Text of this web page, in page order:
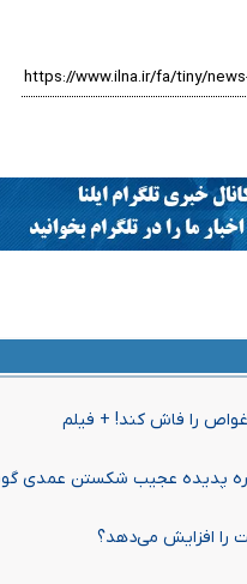
را فاش کند! + فیلم
پدیده عجیب شکستن عمدی
را افزایش می‌دهد؟